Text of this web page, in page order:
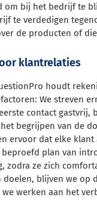
om bij het bedrijf te
te verdedigen
de producten of
klantrelaties
houdt
We streven
contact gastvrij,
begrijpen van de
ervoor dat elke
beproefd plan van
zodra ze zich
doelen, blijven we op
werken aan het